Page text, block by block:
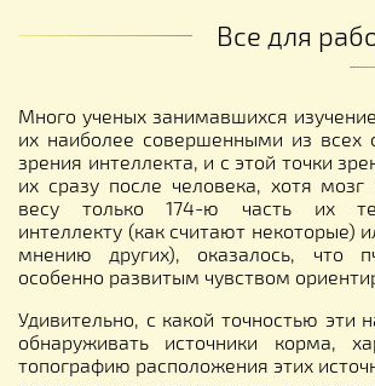
Все для
Много ученых занимавшихся
их наиболее совершенными из всех
зрения интеллекта, и с этой точки
их сразу после человека, хотя
весу только 174-ю часть их
интеллекту (как считают некоторые)
мнению других), оказалось, что
особенно развитым чувством
Удивительно, с какой точностью эти
обнаруживать источники корма,
топографию расположения этих